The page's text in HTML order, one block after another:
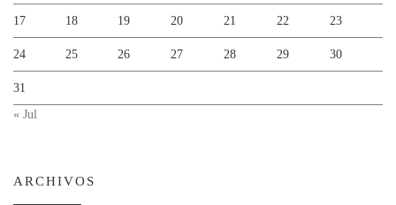
17 18 19 20 21 22 23
24 25 26 27 28 29 30
31
« Jul
ARCHIVOS